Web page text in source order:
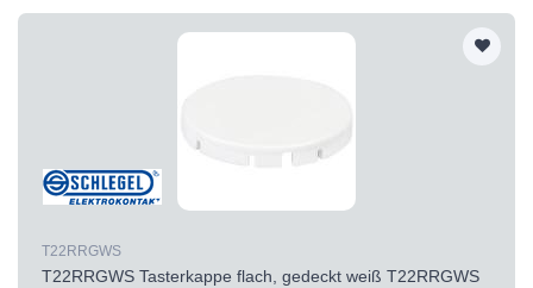
T22RRGWS
T22RRGWS Tasterkappe flach, gedeckt weiß T22RRGWS